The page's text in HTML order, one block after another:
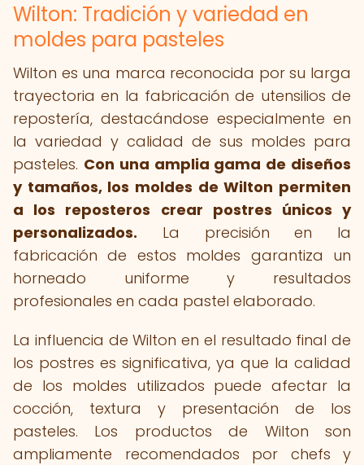
Wilton: Tradición y variedad en
moldes para pasteles
Wilton es una marca reconocida por su larga
trayectoria en la fabricación de utensilios de
repostería, destacándose especialmente en
la variedad y calidad de sus moldes para
pasteles. Con una amplia gama de diseños
y tamaños, los moldes de Wilton permiten
a los reposteros crear postres únicos y
personalizados. La precisión en la
fabricación de estos moldes garantiza un
horneado uniforme y resultados
profesionales en cada pastel elaborado.
La influencia de Wilton en el resultado final de
los postres es significativa, ya que la calidad
de los moldes utilizados puede afectar la
cocción, textura y presentación de los
pasteles. Los productos de Wilton son
ampliamente recomendados por chefs y